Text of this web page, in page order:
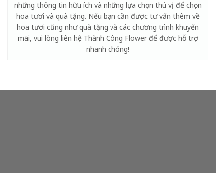
những thông tin hữu ích và những lựa chọn thú vị để chọn
hoa tươi và quà tặng. Nếu bạn cần được tư vấn thêm về
hoa tươi cũng như quà tặng và các chương trình khuyến
mãi, vui lòng liên hệ Thành Công Flower để được hỗ trợ
nhanh chóng!